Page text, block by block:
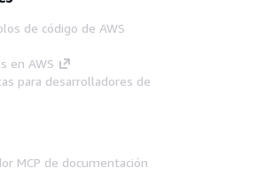
de código de AWS
en AWS
para desarrolladores de
MCP de documentación